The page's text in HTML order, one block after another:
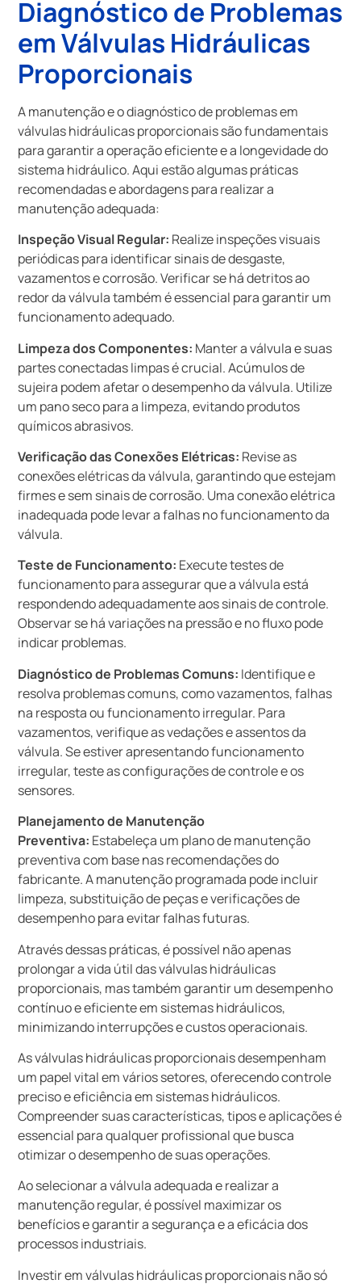
Diagnóstico de Problemas
em Válvulas Hidráulicas
Proporcionais
A manutenção e o diagnóstico de problemas em
válvulas hidráulicas proporcionais são fundamentais
para garantir a operação eficiente e a longevidade do
sistema hidráulico. Aqui estão algumas práticas
recomendadas e abordagens para realizar a
manutenção adequada:
Inspeção Visual Regular: Realize inspeções visuais
periódicas para identificar sinais de desgaste,
vazamentos e corrosão. Verificar se há detritos ao
redor da válvula também é essencial para garantir um
funcionamento adequado.
Limpeza dos Componentes: Manter a válvula e suas
partes conectadas limpas é crucial. Acúmulos de
sujeira podem afetar o desempenho da válvula. Utilize
um pano seco para a limpeza, evitando produtos
químicos abrasivos.
Verificação das Conexões Elétricas: Revise as
conexões elétricas da válvula, garantindo que estejam
firmes e sem sinais de corrosão. Uma conexão elétrica
inadequada pode levar a falhas no funcionamento da
válvula.
Teste de Funcionamento: Execute testes de
funcionamento para assegurar que a válvula está
respondendo adequadamente aos sinais de controle.
Observar se há variações na pressão e no fluxo pode
indicar problemas.
Diagnóstico de Problemas Comuns: Identifique e
resolva problemas comuns, como vazamentos, falhas
na resposta ou funcionamento irregular. Para
vazamentos, verifique as vedações e assentos da
válvula. Se estiver apresentando funcionamento
irregular, teste as configurações de controle e os
sensores.
Planejamento de Manutenção
Preventiva: Estabeleça um plano de manutenção
preventiva com base nas recomendações do
fabricante. A manutenção programada pode incluir
limpeza, substituição de peças e verificações de
desempenho para evitar falhas futuras.
Através dessas práticas, é possível não apenas
prolongar a vida útil das válvulas hidráulicas
proporcionais, mas também garantir um desempenho
contínuo e eficiente em sistemas hidráulicos,
minimizando interrupções e custos operacionais.
As válvulas hidráulicas proporcionais desempenham
um papel vital em vários setores, oferecendo controle
preciso e eficiência em sistemas hidráulicos.
Compreender suas características, tipos e aplicações é
essencial para qualquer profissional que busca
otimizar o desempenho de suas operações.
Ao selecionar a válvula adequada e realizar a
manutenção regular, é possível maximizar os
benefícios e garantir a segurança e a eficácia dos
processos industriais.
Investir em válvulas hidráulicas proporcionais não só